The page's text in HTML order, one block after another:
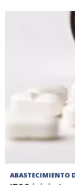
ABASTECIMIENTO